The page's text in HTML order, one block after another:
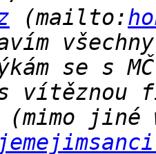
(mailto:
se s
vítěznou
jiné